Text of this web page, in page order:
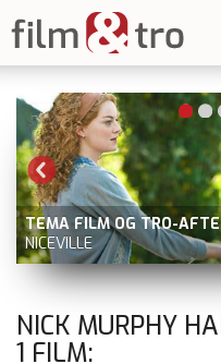
TEMA FILM OG TRO-
NICEVILLE
NICK MURPHY
1 FILM: